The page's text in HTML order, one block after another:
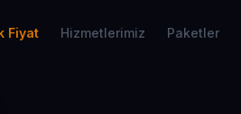
Fiyat Hizmetlerimiz Paketler